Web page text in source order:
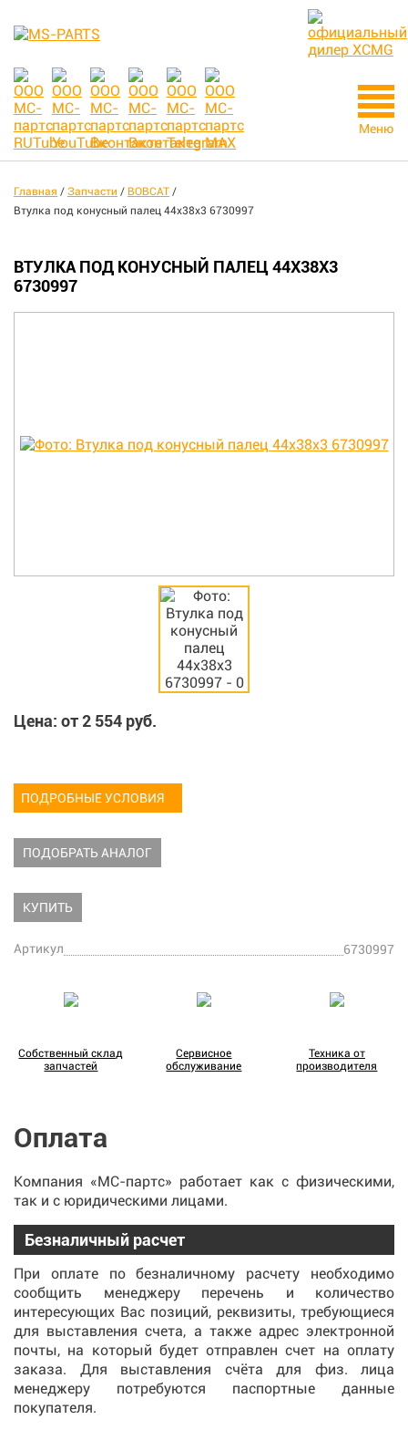
Меню
Главная / Запчасти / BOBCAT /
Втулка под конусный палец 44х38х3 6730997
ВТУЛКА ПОД КОНУСНЫЙ ПАЛЕЦ 44Х38Х3
6730997
Цена: от2 554 руб.
ПОДРОБНЫЕ УСЛОВИЯ
ПОДОБРАТЬ АНАЛОГ
КУПИТЬ
Артикул 6730997
Собственный склад
запчастей
Сервисное
обслуживание
Техника от
производителя
Оплата
Компания «МС-партс» работает как с физическими,
так и с юридическими лицами.
Безналичный расчет
При оплате по безналичному расчету необходимо
сообщить менеджеру перечень и количество
интересующих Вас позиций, реквизиты, требующиеся
для выставления счета, а также адрес электронной
почты, на который будет отправлен счет на оплату
заказа. Для выставления счёта для физ. лица
менеджеру потребуются паспортные данные
покупателя.